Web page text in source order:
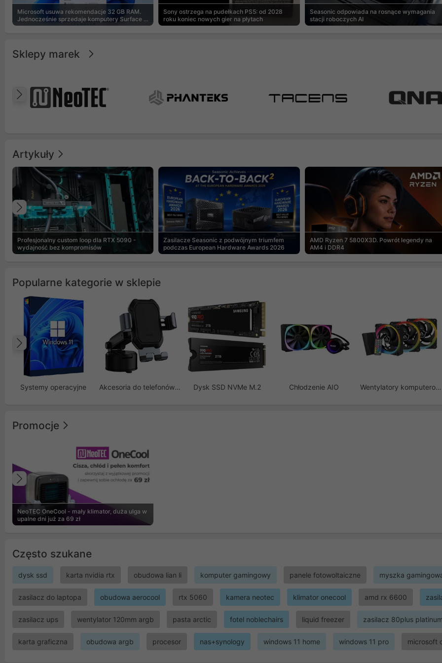
Microsoft usuwa rekomendacje 32 GB RAM.
Jednocześnie sprzedaje komputery Surface z
8 GB
Sony ostrzega na pudełkach PS5: od 2028
roku koniec nowych gier na płytach
Seasonic odpowiada na rosnące wymagania
stacji roboczych AI
Sklepy marek
Poprzedni
Artykuły
Profesjonalny custom loop dla RTX 5090 -
wydajność bez kompromisów
Zasilacze Seasonic z podwójnym triumfem
podczas European Hardware Awards 2026
AMD Ryzen 7 5800X3D. Powrót legendy na
AM4 i DDR4
Poprzedni
Popularne kategorie w sklepie
Systemy operacyjne Akcesoria do telefonów GSM Dysk SSD NVMe M.2 Chłodzenie AIO Wentylatory komputerowe
Poprzedni
Promocje
NeoTEC OneCool - mały klimator, duża ulga w
upalne dni już za 69 zł
Poprzedni
Często szukane
dysk ssd karta nvidia rtx obudowa lian li komputer gamingowy panele fotowoltaiczne myszka
zasilacz do laptopa obudowa aerocool rtx 5060 kamera neotec klimator onecool amd rx 6600
zasilacz ups wentylator 120mm argb pasta arctic fotel noblechairs liquid freezer zasilacz 80plus platinum
karta graficzna obudowa argb procesor nas+synology windows 11 home windows 11 pro microsoft